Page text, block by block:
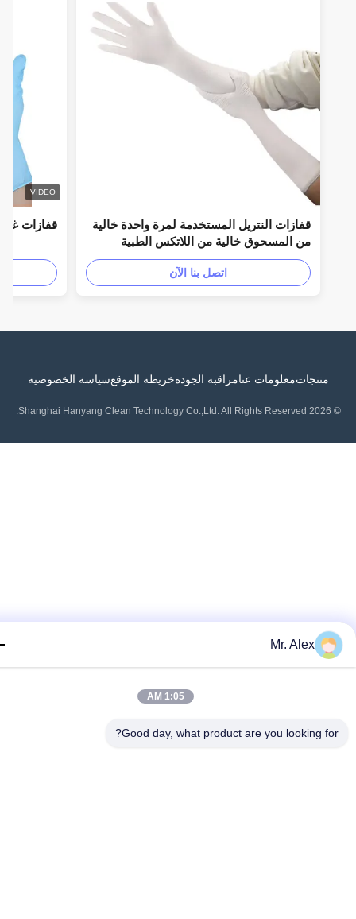
قفازات النتريل المستخدمة لمرة واحدة خالية
من المسحوق خالية من اللاتكس الطبية
والصناعية الصف الأزرق / الوردي XS-L
الأحجام المعتمدة من قبل FDA مرنة حماية
اتصل بنا الآن
VIDEO
قفازات غرف
منتجاتمعلومات عنامراقبة الجودةخريطة الموقعسياسة الخصوصية
Mr. Alex
1:05 AM
Good day, what product are you looking